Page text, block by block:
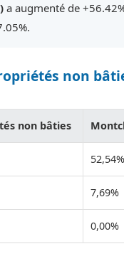
a augmenté de
non
non bâties
52,54%
7,69%
0,00%